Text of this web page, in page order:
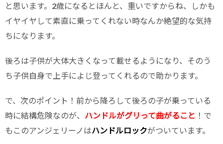
と思います。2歳になるとほんと、重いですからね、しかも
イヤイヤして素直に乗ってくれない時なんか絶望的な気持
ちになります。
後ろは子供が大体大きくなって載せるようになり、そのう
ち子供自身で上手によじ登ってくれるので助かります。
で、次のポイント！前から降ろして後ろの子が乗っている
時に結構危険なのが、 ハンドルがグリって曲がること ！で
もこのアンジェリーノはハンドルロックがついています。